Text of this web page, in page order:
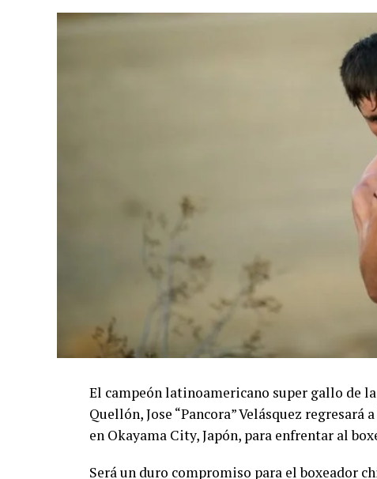
El campeón latinoamericano super gallo de
Quellón, Jose “Pancora” Velásquez
en Okayama City, Japón, para enfrentar al
Será un duro compromiso para el boxeador